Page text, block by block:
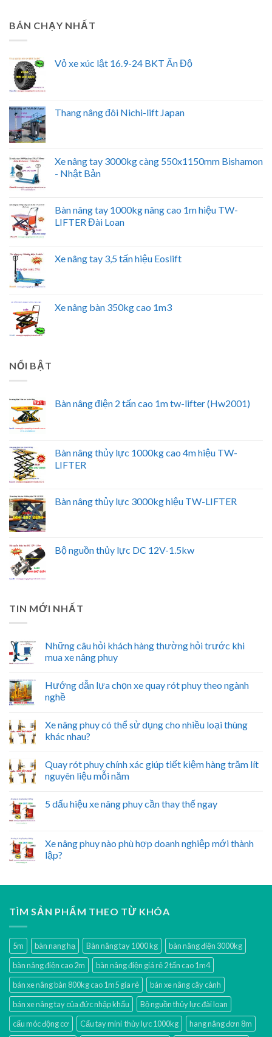
BÁN CHẠY NHẤT
Vỏ xe xúc lật 16.9-24 BKT Ấn Độ
Thang nâng đôi Nichi-lift Japan
Xe nâng tay 3000kg càng 550x1150mm Bishamon
- Nhật Bản
Bàn nâng tay 1000kg nâng cao 1m hiệu TW-
LIFTER Đài Loan
Xe nâng tay 3,5 tấn hiệu Eoslift
Xe nâng bàn 350kg cao 1m3
NỔI BẬT
Bàn nâng điện 2 tấn cao 1m tw-lifter (Hw2001)
Bàn nâng thủy lực 1000kg cao 4m hiệu TW-
LIFTER
Bàn nâng thủy lực 3000kg hiệu TW-LIFTER
Bộ nguồn thủy lực DC 12V-1.5kw
TIN MỚI NHẤT
Những câu hỏi khách hàng thường hỏi trước khi
mua xe nâng phuy
Hướng dẫn lựa chọn xe quay rót phuy theo ngành
nghề
Xe nâng phuy có thể sử dụng cho nhiều loại thùng
khác nhau?
Quay rót phuy chính xác giúp tiết kiệm hàng trăm lít
nguyên liệu mỗi năm
5 dấu hiệu xe nâng phuy cần thay thế ngay
Xe nâng phuy nào phù hợp doanh nghiệp mới thành
lập?
TÌM SẢN PHẨM THEO TỪ KHÓA
5m bàn nang hạ Bàn nâng tay 1000 kg
bàn nâng điện 3000kg
bàn nâng điện cao 2m
bàn nâng điện giá rẻ 2 tấn cao 1m4
bán xe nâng bàn 800kg cao 1m5 gía rẻ
bán xe nâng cây cảnh
bán xe nâng tay của đức nhập khẩu
Bộ nguồn thủy lực đài loan
cẩu móc động cơ
Cẩu tay mini thủy lực 1000kg
hang nâng đơn 8m